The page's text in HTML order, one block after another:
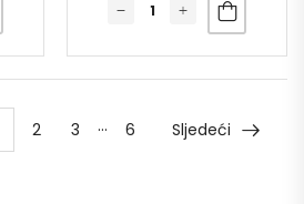
2 3 … 6 Sljedeći